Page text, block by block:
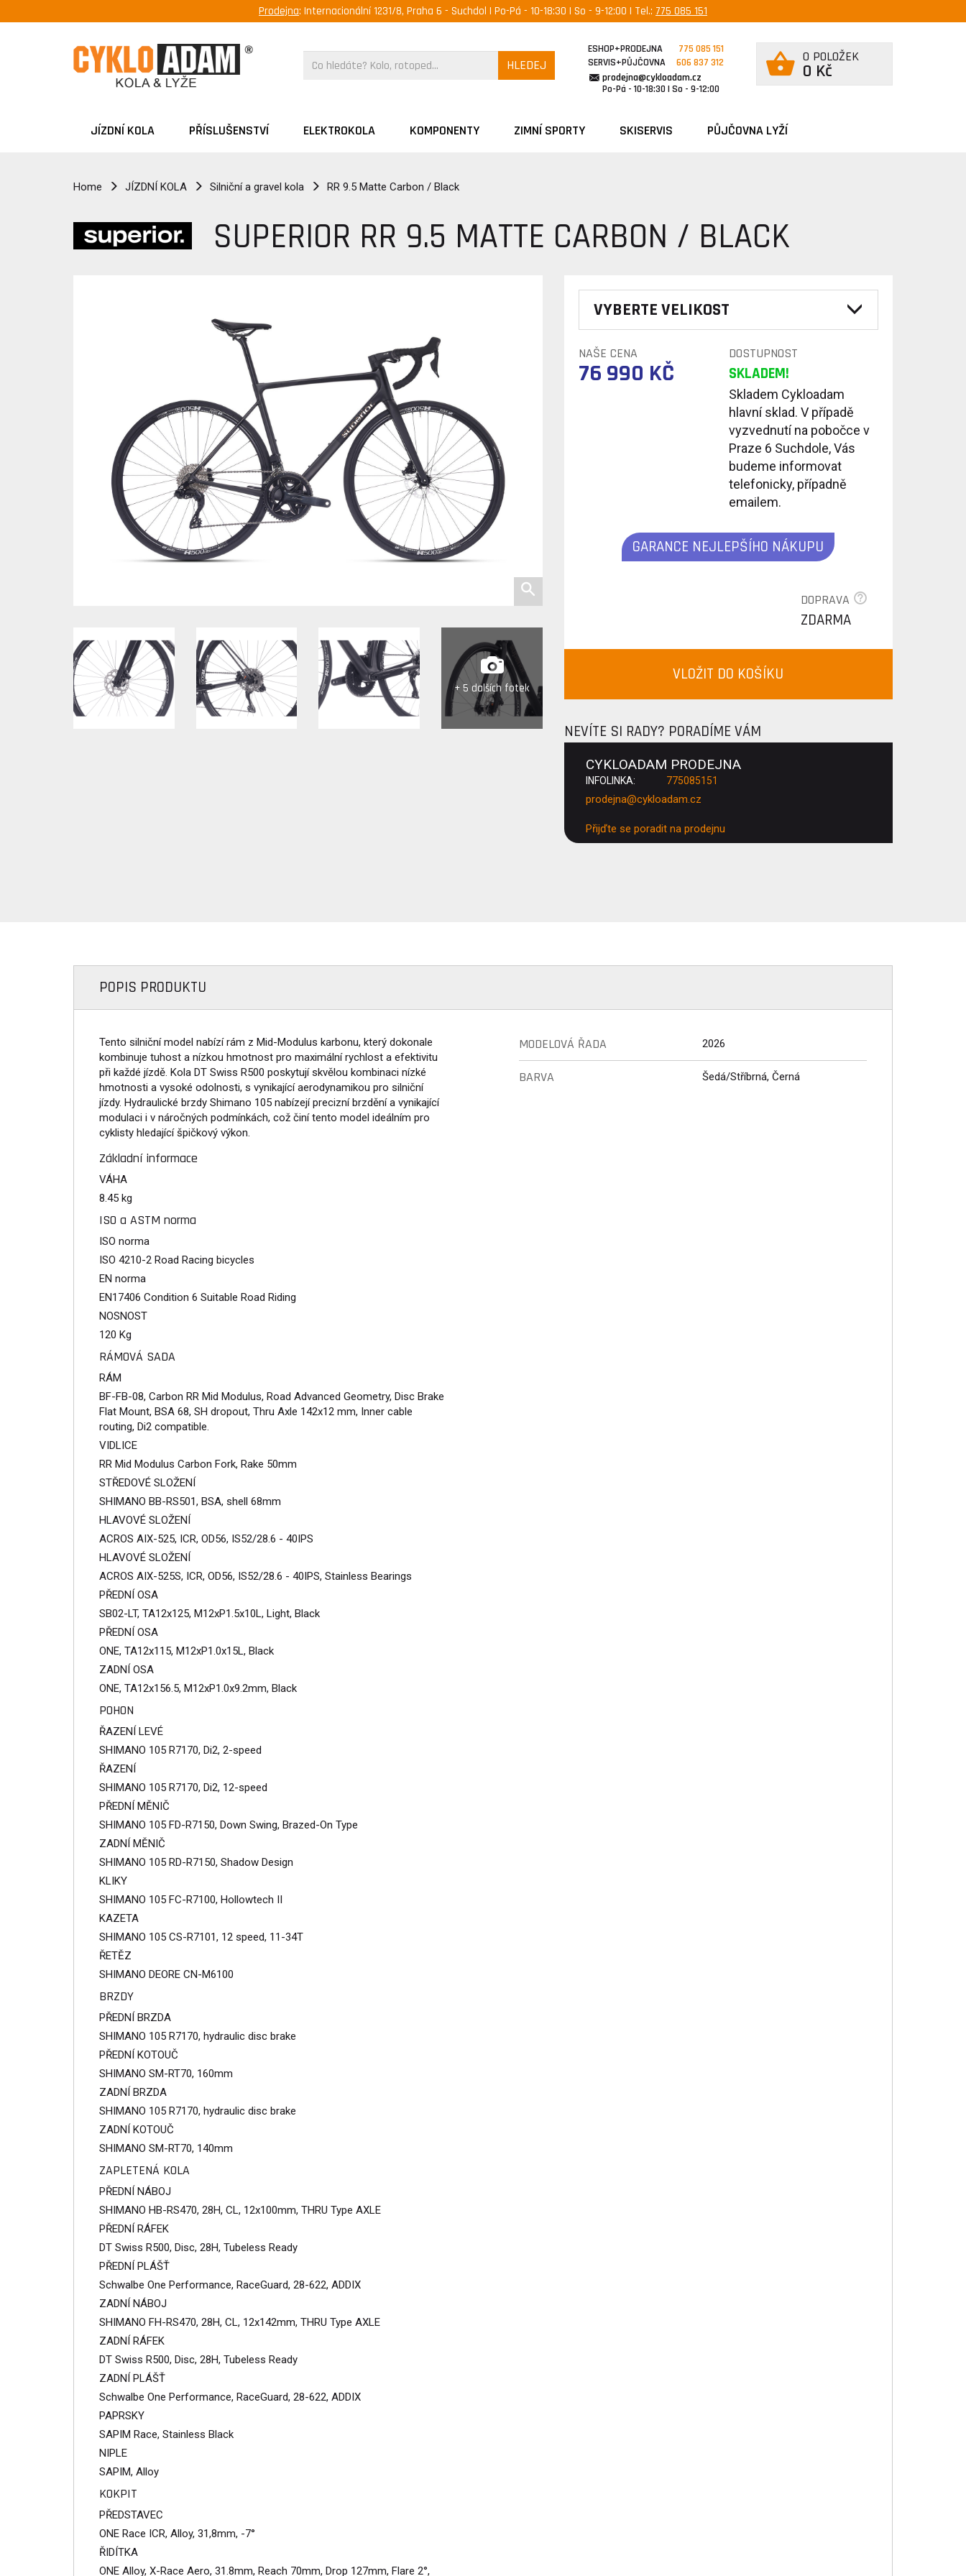
Prodejna: Internacionální 1231/8, Praha 6 - Suchdol | Po-Pá - 10-18:30 | So - 9-12:00 | Tel.: 775 085 151
HLEDEJ
ESHOP+PRODEJNA
775 085 151
SERVIS+PŮJČOVNA
606 837 312
prodejna@cykloadam.cz
Po-Pá - 10-18:30 | So - 9-12:00
0 POLOŽEK
0 Kč
JÍZDNÍ KOLA PŘÍSLUŠENSTVÍ ELEKTROKOLA KOMPONENTY ZIMNÍ SPORTY SKISERVIS PŮJČOVNA LYŽÍ
Home JÍZDNÍ KOLA Silniční a gravel kola RR 9.5 Matte Carbon / Black
SUPERIOR RR 9.5 MATTE CARBON / BLACK
+ 5 dalších fotek
VYBERTE VELIKOST
NAŠE CENA DOSTUPNOST
76 990 KČ SKLADEM!
Skladem Cykloadam
hlavní sklad. V případě
vyzvednutí na pobočce v
Praze 6 Suchdole, Vás
budeme informovat
telefonicky, případně
emailem.
GARANCE NEJLEPŠÍHO NÁKUPU
DOPRAVA
ZDARMA
VLOŽIT DO KOŠÍKU
NEVÍTE SI RADY? PORADÍME VÁM
CYKLOADAM PRODEJNA
INFOLINKA: 775085151
prodejna@cykloadam.cz
Přijďte se poradit na prodejnu
POPIS PRODUKTU
Tento silniční model nabízí rám z Mid-Modulus karbonu, který dokonale
kombinuje tuhost a nízkou hmotnost pro maximální rychlost a efektivitu
při každé jízdě. Kola DT Swiss R500 poskytují skvělou kombinaci nízké
hmotnosti a vysoké odolnosti, s vynikající aerodynamikou pro silniční
jízdy. Hydraulické brzdy Shimano 105 nabízejí precizní brzdění a vynikající
modulaci i v náročných podmínkách, což činí tento model ideálním pro
cyklisty hledající špičkový výkon.
Základní informace
VÁHA
8.45 kg
ISO a ASTM norma
ISO norma
ISO 4210-2 Road Racing bicycles
EN norma
EN17406 Condition 6 Suitable Road Riding
NOSNOST
120 Kg
RÁMOVÁ SADA
RÁM
BF-FB-08, Carbon RR Mid Modulus, Road Advanced Geometry, Disc Brake
Flat Mount, BSA 68, SH dropout, Thru Axle 142x12 mm, Inner cable
routing, Di2 compatible.
VIDLICE
RR Mid Modulus Carbon Fork, Rake 50mm
STŘEDOVÉ SLOŽENÍ
SHIMANO BB-RS501, BSA, shell 68mm
HLAVOVÉ SLOŽENÍ
ACROS AIX-525, ICR, OD56, IS52/28.6 - 40IPS
HLAVOVÉ SLOŽENÍ
ACROS AIX-525S, ICR, OD56, IS52/28.6 - 40IPS, Stainless Bearings
PŘEDNÍ OSA
SB02-LT, TA12x125, M12xP1.5x10L, Light, Black
PŘEDNÍ OSA
ONE, TA12x115, M12xP1.0x15L, Black
ZADNÍ OSA
ONE, TA12x156.5, M12xP1.0x9.2mm, Black
POHON
ŘAZENÍ LEVÉ
SHIMANO 105 R7170, Di2, 2-speed
ŘAZENÍ
SHIMANO 105 R7170, Di2, 12-speed
PŘEDNÍ MĚNIČ
SHIMANO 105 FD-R7150, Down Swing, Brazed-On Type
ZADNÍ MĚNIČ
SHIMANO 105 RD-R7150, Shadow Design
KLIKY
SHIMANO 105 FC-R7100, Hollowtech II
KAZETA
SHIMANO 105 CS-R7101, 12 speed, 11-34T
ŘETĚZ
SHIMANO DEORE CN-M6100
BRZDY
PŘEDNÍ BRZDA
SHIMANO 105 R7170, hydraulic disc brake
PŘEDNÍ KOTOUČ
SHIMANO SM-RT70, 160mm
ZADNÍ BRZDA
SHIMANO 105 R7170, hydraulic disc brake
ZADNÍ KOTOUČ
SHIMANO SM-RT70, 140mm
ZAPLETENÁ KOLA
PŘEDNÍ NÁBOJ
SHIMANO HB-RS470, 28H, CL, 12x100mm, THRU Type AXLE
PŘEDNÍ RÁFEK
DT Swiss R500, Disc, 28H, Tubeless Ready
PŘEDNÍ PLÁŠŤ
Schwalbe One Performance, RaceGuard, 28-622, ADDIX
ZADNÍ NÁBOJ
SHIMANO FH-RS470, 28H, CL, 12x142mm, THRU Type AXLE
ZADNÍ RÁFEK
DT Swiss R500, Disc, 28H, Tubeless Ready
ZADNÍ PLÁŠŤ
Schwalbe One Performance, RaceGuard, 28-622, ADDIX
PAPRSKY
SAPIM Race, Stainless Black
NIPLE
SAPIM, Alloy
KOKPIT
PŘEDSTAVEC
ONE Race ICR, Alloy, 31,8mm, -7°
ŘIDÍTKA
ONE Alloy, X-Race Aero, 31.8mm, Reach 70mm, Drop 127mm, Flare 2°,
MODELOVÁ ŘADA 2026
BARVA Šedá/Stříbrná, Černá